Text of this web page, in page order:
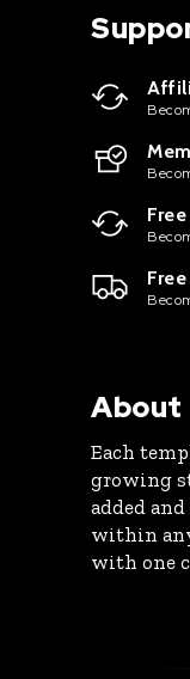
About
Each
growing
added
within
with one